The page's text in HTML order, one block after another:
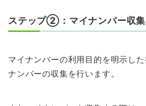
ステップ②：マイナンバー収
マイナンバーの利用目的を明示し
ナンバーの収集を行います。